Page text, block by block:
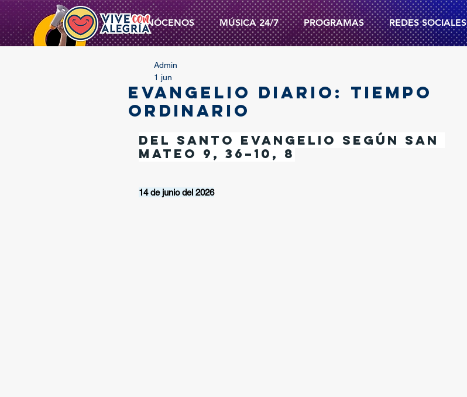
CONÓCENOS MÚSICA 24/7 PROGRAMAS REDES SOCIALES
EVANGELIO DIARIO: TIEMPO
ORDINARIO
Admin
1 jun
Del santo Evangelio según san
Mateo 9, 36–10, 8
14 de junio del 2026